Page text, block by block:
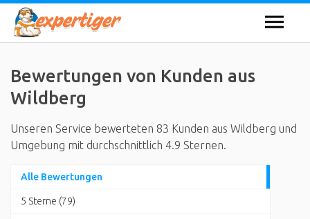
Bewertungen von Kunden aus
Wildberg
Unseren Service bewerteten 83 Kunden aus Wildberg und
Umgebung mit durchschnittlich 4.9 Sternen.
Alle Bewertungen
5 Sterne (79)